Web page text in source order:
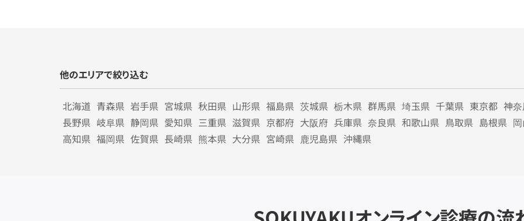
他のエリアで絞り込む
北海道 青森県 岩手県 宮城県 秋田県 山形県 福島県 茨城県 栃木県 群馬県 埼玉県 千葉県 東京都 神
長野県 岐阜県 静岡県 愛知県 三重県 滋賀県 京都府 大阪府 兵庫県 奈良県 和歌山県 鳥取県 島根県
高知県 福岡県 佐賀県 長崎県 熊本県 大分県 宮崎県 鹿児島県 沖縄県